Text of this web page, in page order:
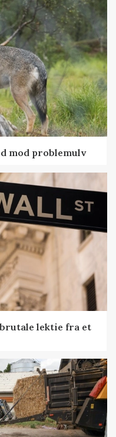
mod problemulv
lektie fra et